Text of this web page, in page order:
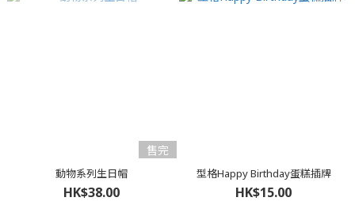
售完
動物系列生日帽
HK$38.00
型格Happy Birthday蛋糕插牌
HK$15.00